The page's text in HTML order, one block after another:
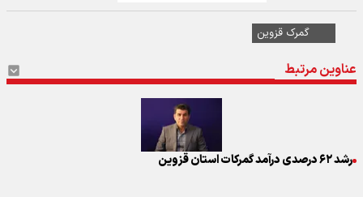
گمرک قزوین
عناوین مرتبط
رشد ۶۲ درصدی درآمد گمرکات استان قزوین